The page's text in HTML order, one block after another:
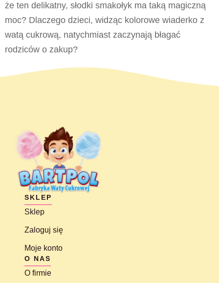
że ten delikatny, słodki smakołyk ma taką magiczną
moc? Dlaczego dzieci, widząc kolorowe wiaderko z
watą cukrową, natychmiast zaczynają błagać
rodziców o zakup?
SKLEP
Sklep
Zaloguj się
Moje konto
O NAS
O firmie